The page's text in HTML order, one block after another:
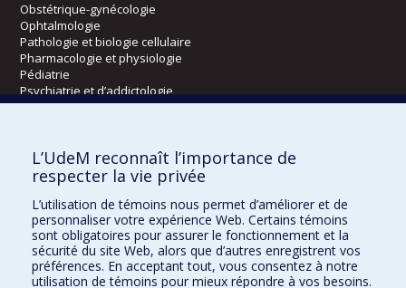
Obstétrique-gynécologie
Ophtalmologie
Pathologie et biologie cellulaire
Pharmacologie et physiologie
Pédiatrie
Psychiatrie et d’addictologie
Radiologie, radio-oncologie et médecine nucléaire
Écoles
Orthophonie et audiologie
Réadaptation
Directions
L’UdeM reconnaît l’importance de
respecter la vie privée
L’utilisation de témoins nous permet d’améliorer et de
personnaliser votre expérience Web. Certains témoins
sont obligatoires pour assurer le fonctionnement et la
sécurité du site Web, alors que d’autres enregistrent vos
préférences. En acceptant tout, vous consentez à notre
utilisation de témoins pour mieux répondre à vos besoins.